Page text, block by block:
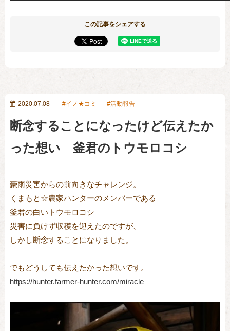
この記事をシェアする
2020.07.08 イノ★コミ 活動報告
断念することになったけど伝えたか
った想い 釜君のトウモロコシ
豪雨災害からの前向きなチャレンジ。
くまもと☆農家ハンターのメンバーである
釜君の白いトウモロコシ
災害に負けず収穫を迎えたのですが、
しかし断念することになりました。
でもどうしても伝えたかった想いです。
https://hunter.farmer-hunter.com/miracle